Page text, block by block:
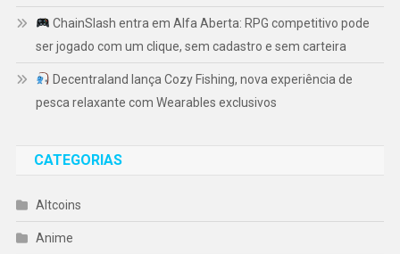
ChainSlash entra em Alfa Aberta: RPG competitivo pode
ser jogado com um clique, sem cadastro e sem carteira
Decentraland lança Cozy Fishing, nova experiência de
pesca relaxante com Wearables exclusivos
CATEGORIAS
Altcoins
Anime